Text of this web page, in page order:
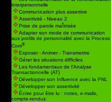
interpersonnelle
Communication plus assertive
Assertivité - Niveau 2
Prise de parole maî̂trisée
Adapter son mode de communication
aux profils de personnalité avec la Process
Com®
Exposer - Animer - Transmettre
Gérer les situations difficiles
Les fondamentaux de l'Analyse
Transactionnelle (AT)
Développer son Influence avec la PNL
Développer son assertivité
Écrire pour être lu : notes, e-mails,
compte-rendus